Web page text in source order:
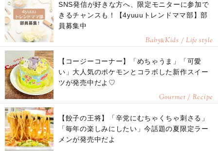
SNS発信が好きな方へ、限定モニターに参加で
きるチャンスも！【4yuuuトレンドママ部】部
員募集中
Baby&Kids / Life style
【コージーコーナー】「めちゃうま」「可愛
い」大人気のポケモンとコラボした新作スイー
ツが発売中だよ♡
Gourmet / Recipe
【餃子の王将】「辛党にむちゃくちゃ刺さる」
「毎年の楽しみにしたい」今話題の夏限定ラー
メンが発売中だよ